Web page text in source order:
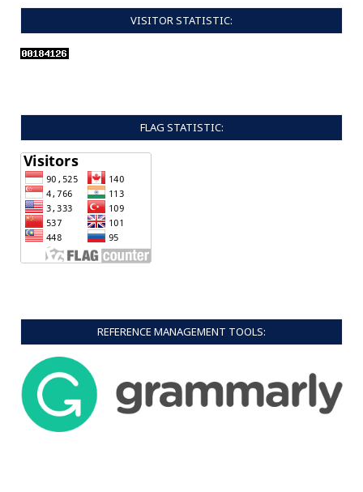
VISITOR STATISTIC:
FLAG STATISTIC:
REFERENCE MANAGEMENT TOOLS: